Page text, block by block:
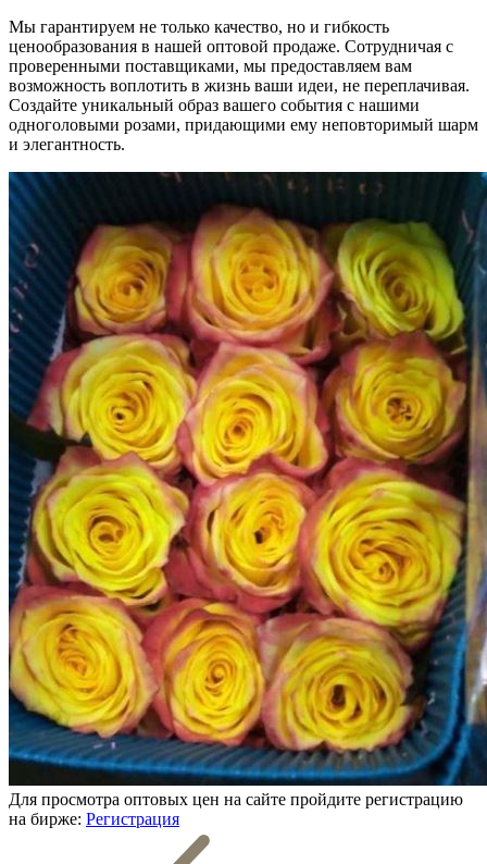
Мы гарантируем не только качество, но и гибкость
ценообразования в нашей оптовой продаже. Сотрудничая с
проверенными поставщиками, мы предоставляем вам
возможность воплотить в жизнь ваши идеи, не переплачивая.
Создайте уникальный образ вашего события с нашими
одноголовыми розами, придающими ему неповторимый шарм
и элегантность.
Для просмотра оптовых цен на сайте пройдите регистрацию
на бирже: Регистрация